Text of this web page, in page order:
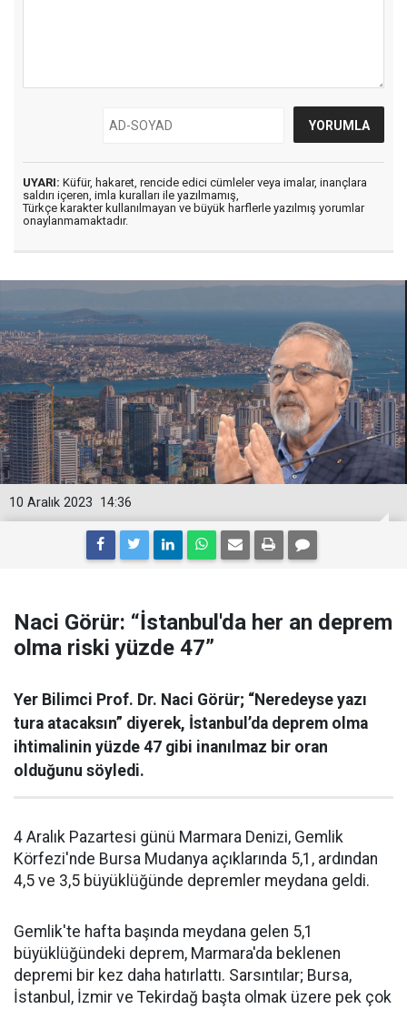
UYARI: Küfür, hakaret, rencide edici cümleler veya imalar, inançlara
saldırı içeren, imla kuralları ile yazılmamış,
Türkçe karakter kullanılmayan ve büyük harflerle yazılmış yorumlar
onaylanmamaktadır.
14:36
10 Aralık 2023
Naci Görür: “İstanbul'da her an deprem
olma riski yüzde 47”
Yer Bilimci Prof. Dr. Naci Görür; “Neredeyse yazı
tura atacaksın” diyerek, İstanbul’da deprem olma
ihtimalinin yüzde 47 gibi inanılmaz bir oran
olduğunu söyledi.
4 Aralık Pazartesi günü Marmara Denizi, Gemlik
Körfezi'nde Bursa Mudanya açıklarında 5,1, ardından
4,5 ve 3,5 büyüklüğünde depremler meydana geldi.
Gemlik'te hafta başında meydana gelen 5,1
büyüklüğündeki deprem, Marmara'da beklenen
depremi bir kez daha hatırlattı. Sarsıntılar; Bursa,
İstanbul, İzmir ve Tekirdağ başta olmak üzere pek çok